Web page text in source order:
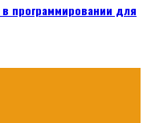
программировании для